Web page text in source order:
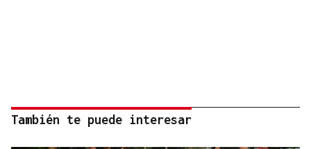
También te puede interesar